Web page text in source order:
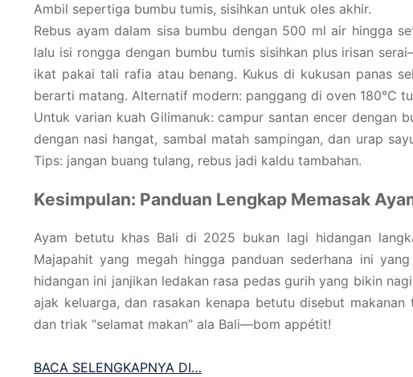
Ambil sepertiga bumbu tumis, sisihkan untuk oles akhir.
Rebus ayam dalam sisa bumbu dengan 500 ml air hingga
lalu isi rongga dengan bumbu tumis sisihkan plus irisan
ikat pakai tali rafia atau benang. Kukus di kukusan panas
berarti matang. Alternatif modern: panggang di oven 180°C
Untuk varian kuah Gilimanuk: campur santan encer dengan
dengan nasi hangat, sambal matah sampingan, dan urap
Tips: jangan buang tulang, rebus jadi kaldu tambahan.
Kesimpulan: Panduan Lengkap Memasak
Ayam betutu khas Bali di 2025 bukan lagi hidangan
Majapahit yang megah hingga panduan sederhana ini
hidangan ini janjikan ledakan rasa pedas gurih yang bikin
ajak keluarga, dan rasakan kenapa betutu disebut
dan triak “selamat makan” ala Bali—bom appétit!
BACA SELENGKAPNYA DI…